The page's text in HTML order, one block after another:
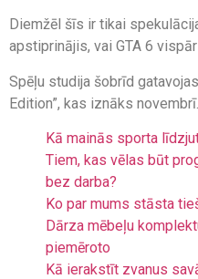
Diemžēl šīs ir tikai
apstiprinājis, vai GTA 6
Spēļu studija šobrīd
Edition”, kas iznāks novembrī.
Kā mainās sporta
Tiem, kas vēlas būt
bez darba?
Ko par mums stāsta
Dārza mēbeļu
piemēroto
Kā ierakstīt zvanus